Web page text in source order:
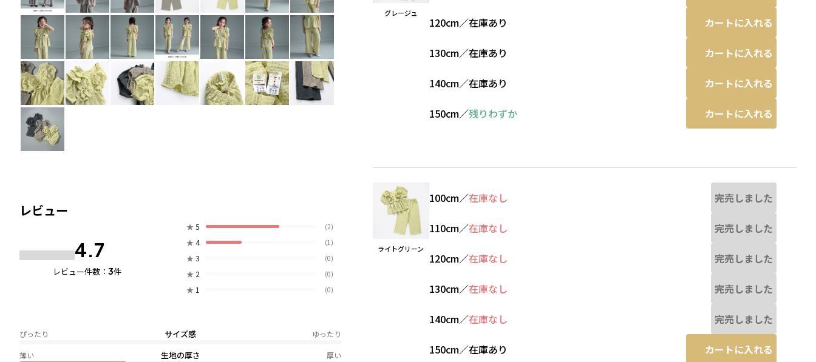
レビュー
4.7
レビュー件数： 3件
★ 5 (2)
★ 4 (1)
★ 3 (0)
★ 2 (0)
★ 1 (0)
サイズ感
ぴったり ゆったり
生地の厚さ
薄い 厚い
グレージュ
120cm／在庫あり カートに入れる
130cm／在庫あり カートに入れる
140cm／在庫あり カートに入れる
150cm／残りわずか カートに入れる
ライトグリーン
100cm／在庫なし 完売しました
110cm／在庫なし 完売しました
120cm／在庫なし 完売しました
130cm／在庫なし 完売しました
140cm／在庫なし 完売しました
150cm／在庫あり カートに入れる